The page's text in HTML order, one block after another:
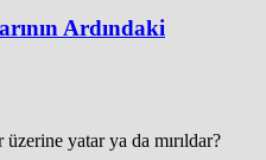
Ardındaki
yatar ya da mırıldar?